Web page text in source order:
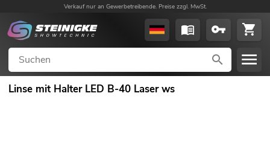
Verkauf nur an Gewerbetreibende. Preise zzgl. MwSt.
Linse mit Halter LED B-40 Laser ws